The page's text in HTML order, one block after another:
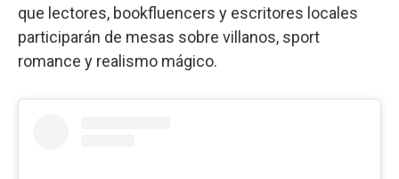
que lectores, bookfluencers y escritores locales
participarán de mesas sobre villanos, sport
romance y realismo mágico.